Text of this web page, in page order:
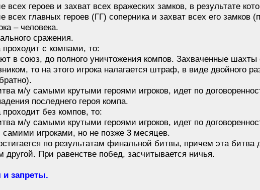
всех героев и захват всех вражеских замков, в результате
всех главных героев (ГГ) соперника и захват всех его замков
– человека.
сражения.
проходит с компами, то:
в союз, до полного уничтожения компов. Захваченные
то на этого игрока налагается штраф, в виде двойного
м/у самыми крутыми героями игроков, идет по
последнего героя компа.
проходит без компов, то:
м/у самыми крутыми героями игроков, идет по
самими игроками, но не позже 3 месяцев.
по результатам финальной битвы, причем эта
другой. При равенстве побед, засчитывается ничья.
и запреты.